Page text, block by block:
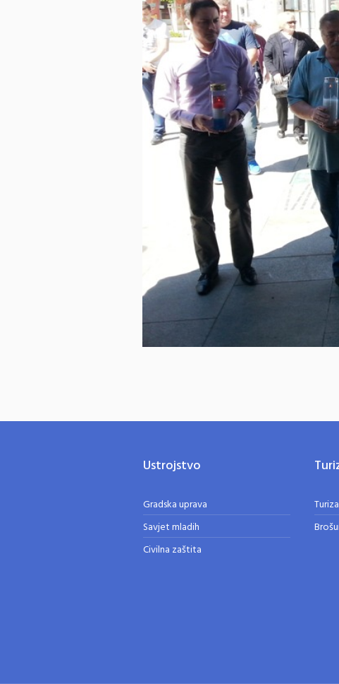
Ustrojstvo
Gradska uprava
Savjet mladih
Civilna zaštita